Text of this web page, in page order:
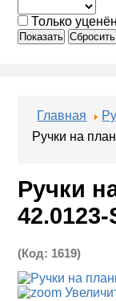
Только
Показать Сбросить
Главная
Ручки на
Ручки
(Код: 1619)